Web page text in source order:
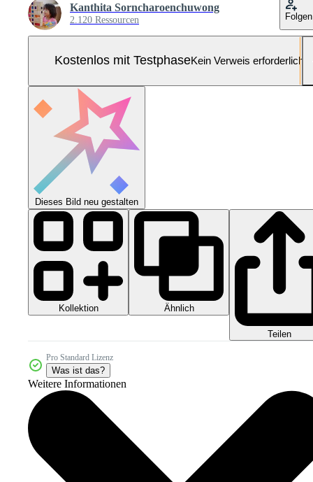
Kanthita Sorncharoenchuwong
2.120 Ressourcen Folgen
Kostenlos mit TestphaseKein Verweis erforderlich
Dieses Bild neu gestalten
Kollektion Ähnlich
Teilen
Pro Standard Lizenz
Was ist das?
Weitere Informationen